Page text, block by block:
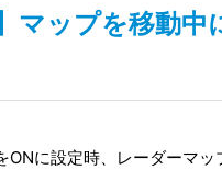
マップを移動
ONに設定時、レーダーマ